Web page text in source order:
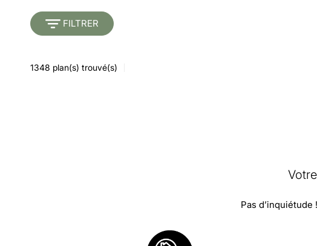
FILTRER
1348 plan(s) trouvé(s)
Pas